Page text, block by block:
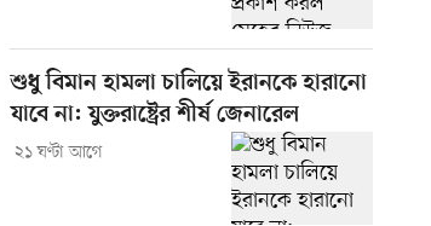
শুধু বিমান হামলা চালিয়ে ইরানকে হারানো
যাবে না: যুক্তরাষ্ট্রের শীর্ষ জেনারেল
২১ ঘণ্টা আগে